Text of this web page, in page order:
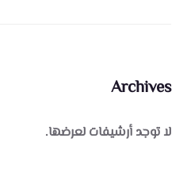
Archives
لا توجد أرشيفات لعرضها.